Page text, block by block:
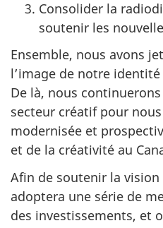
Consolider la
soutenir les
Ensemble, nous avons
l’image de notre
De là, nous
secteur créatif pour
modernisée et
et de la créativité au
Afin de soutenir la vision
adoptera une série de
des investissements, et